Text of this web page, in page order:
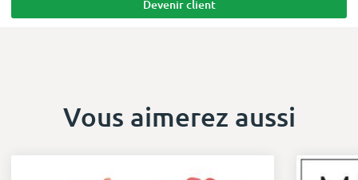
Devenir client
Vous aimerez aussi